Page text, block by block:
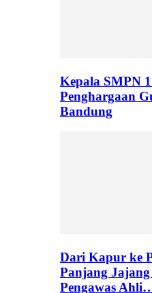
Kepala SMPN
Penghargaan
Bandung
Dari Kapur ke
Panjang
Pengawas